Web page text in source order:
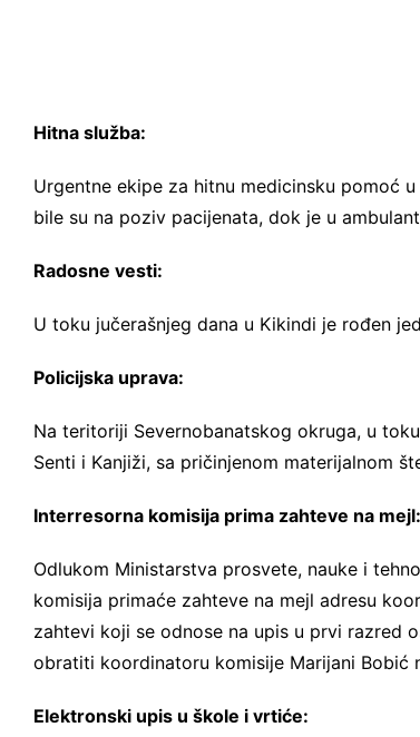
Hitna služba:
Urgentne ekipe za hitnu medicinsku pomoć
bile su na poziv pacijenata, dok je u
Radosne vesti:
U toku jučerašnjeg dana u Kikindi je rođen
Policijska uprava:
Na teritoriji Severnobanatskog okruga, u
Senti i Kanjiži, sa pričinjenom materijalnom
Interresorna komisija prima zahteve na mejl:
Odlukom Ministarstva prosvete, nauke i
komisija primaće zahteve na mejl adresu
zahtevi koji se odnose na upis u prvi razred
obratiti koordinatoru komisije Marijani Bobić
Elektronski upis u škole i vrtiće: